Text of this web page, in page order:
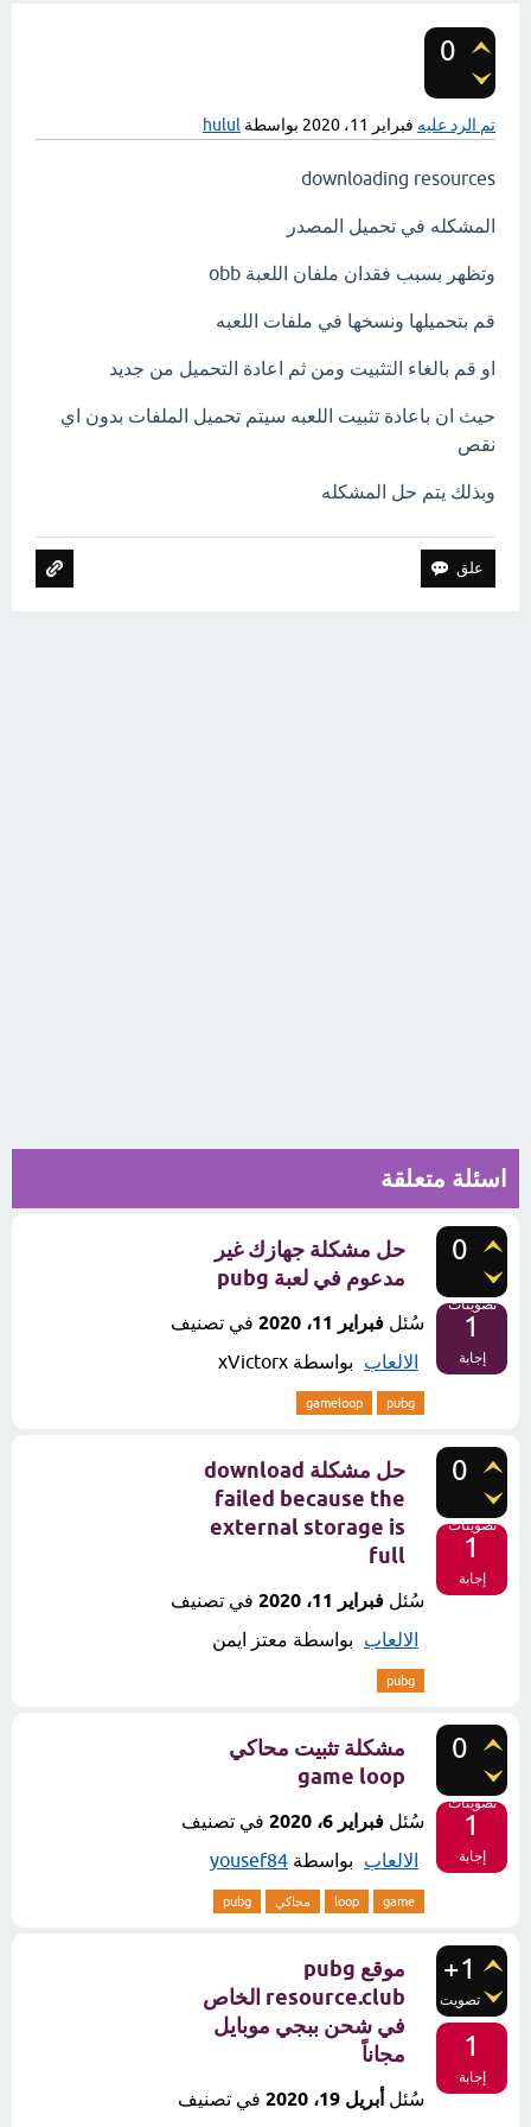
0
تم الرد عليه فبراير 11، 2020 بواسطة hulul
downloading resources
المشكله في تحميل المصدر
وتظهر بسبب فقدان ملفان اللعبة obb
قم بتحميلها ونسخها في ملفات اللعبه
او قم بالغاء التثبيت ومن ثم اعادة التحميل من جديد
حيث ان باعادة تثبيت اللعبه سيتم تحميل الملفات بدون اي
نقص
وبذلك يتم حل المشكله
اسئلة متعلقة
0
تصويتات
1
إجابة
حل مشكلة جهازك غير
مدعوم في لعبة pubg
سُئل فبراير 11، 2020
في تصنيف
الالعاب
بواسطة xVictorx
pubg
gameloop
0
تصويتات
1
إجابة
حل مشكلة download
failed because the
external storage is
full
سُئل فبراير 11، 2020
في تصنيف
الالعاب
بواسطة معتز ايمن
pubg
0
تصويتات
1
إجابة
مشكلة تثبيت محاكي
game loop
سُئل فبراير 6، 2020
في تصنيف
الالعاب
بواسطة yousef84
game
loop محاكي pubg
+1
تصويت
1
إجابة
موقع pubg
resource.club الخاص
في شحن ببجي موبايل
مجاناً
سُئل أبريل 19، 2020 في تصنيف